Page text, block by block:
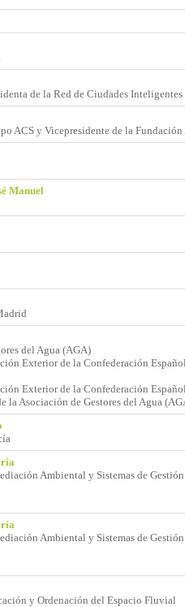
de la Red de Ciudades Inteligentes
ACS y Vicepresidente de la Fundación
Manuel
del Agua (AGA)
Exterior de la Confederación
Exterior de la Confederación
la Asociación de Gestores del Agua
Ambiental y Sistemas de
Ambiental y Sistemas de
y Ordenación del Espacio Fluvial